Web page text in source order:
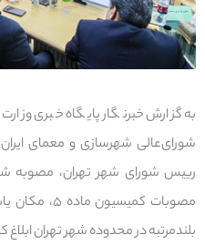
به گزارش خبرنگار پایگاه خبری
شورای‌عالی شهرسازی و معمای ایران
رییس شورای شهر تهران، مصوبه
مصوبات
بلندمرتبه در محدوده شهر تهران ابلاغ